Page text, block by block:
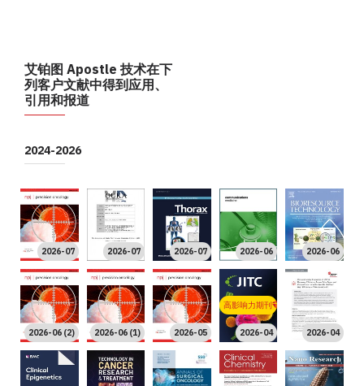
艾铂图 Apostle 技术在下
列客户文献中得到应用、
引用和报道
2024-2026
2026-07 2026-07 2026-07 2026-06 2026-06
2026-06 (2) 2026-06 (1) 2026-05 2026-04
高影响力期刊
2026-04